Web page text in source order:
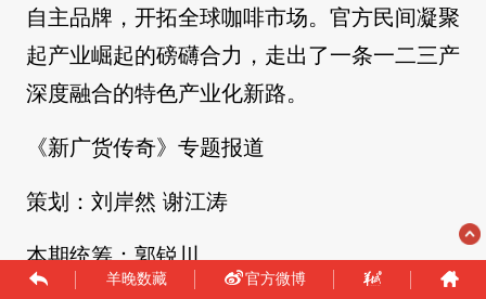
自主品牌，开拓全球咖啡市场。官方民间凝聚
起产业崛起的磅礴合力，走出了一条一二三产
深度融合的特色产业化新路。
《新广货传奇》专题报道
策划：刘岸然 谢江涛
本期统筹：郭锐川
羊晚数藏 官方微博